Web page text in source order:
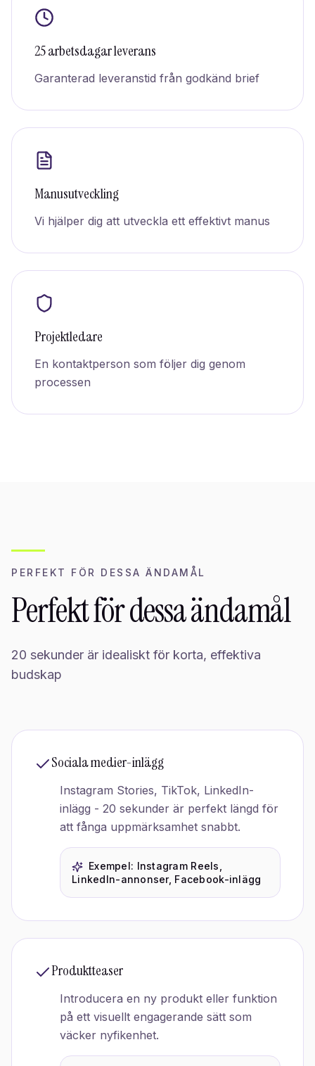
25 arbetsdagar leverans
Garanterad leveranstid från godkänd brief
Manusutveckling
Vi hjälper dig att utveckla ett effektivt manus
Projektledare
En kontaktperson som följer dig genom
processen
PERFEKT FÖR DESSA ÄNDAMÅL
Perfekt för dessa ändamål
20 sekunder är idealiskt för korta, effektiva
budskap
Sociala medier-inlägg
Instagram Stories, TikTok, LinkedIn-
inlägg - 20 sekunder är perfekt längd för
att fånga uppmärksamhet snabbt.
Exempel: Instagram Reels,
LinkedIn-annonser, Facebook-inlägg
Produktteaser
Introducera en ny produkt eller funktion
på ett visuellt engagerande sätt som
väcker nyfikenhet.